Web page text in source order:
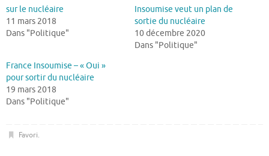
sur le nucléaire
11 mars 2018
Dans "Politique"
Insoumise veut un plan de
sortie du nucléaire
10 décembre 2020
Dans "Politique"
France Insoumise – « Oui »
pour sortir du nucléaire
19 mars 2018
Dans "Politique"
Favori.